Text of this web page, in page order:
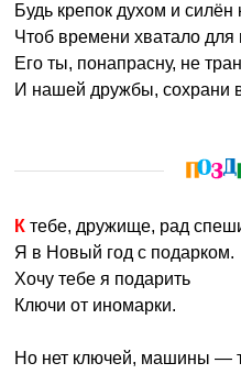
Будь крепок духом и силён
Чтоб времени хватало для
Его ты, понапрасну, не
И нашей дружбы, сохрани
К тебе, дружище, рад
Я в Новый год с подарком.
Хочу тебе я подарить
Ключи от иномарки.
Но нет ключей, машины —